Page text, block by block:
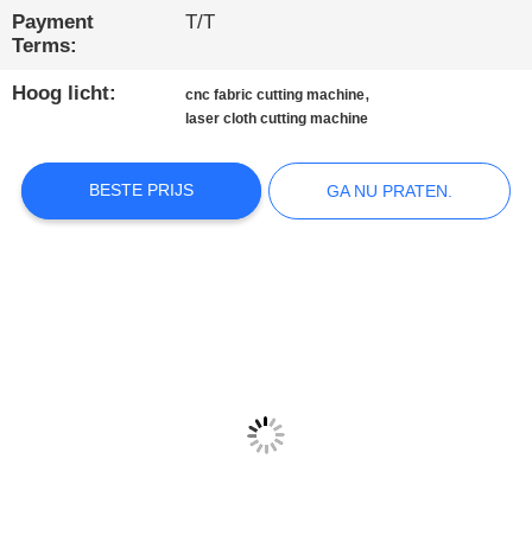
CONTACT
ONS
OP
Payment
Terms:
T/T
Hoog licht: cnc fabric cutting machine,
laser cloth cutting machine
BESTE PRIJS GA NU PRATEN.